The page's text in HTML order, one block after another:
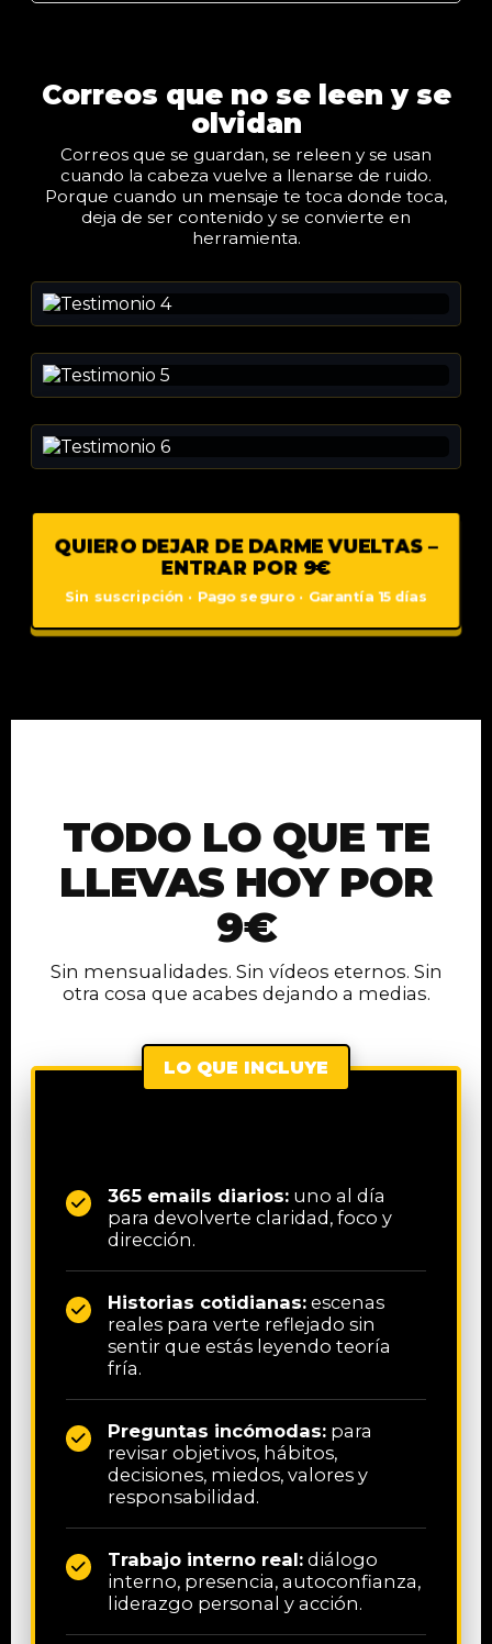
Correos que no se leen y se
olvidan
Correos que se guardan, se releen y se usan
cuando la cabeza vuelve a llenarse de ruido.
Porque cuando un mensaje te toca donde toca,
deja de ser contenido y se convierte en
herramienta.
QUIERO DEJAR DE DARME VUELTAS –
ENTRAR POR 9€
Sin suscripción · Pago seguro · Garantía 15 días
TODO LO QUE TE
LLEVAS HOY POR
9€
Sin mensualidades. Sin vídeos eternos. Sin
otra cosa que acabes dejando a medias.
LO QUE INCLUYE
365 emails diarios: uno al día
para devolverte claridad, foco y
dirección.
Historias cotidianas: escenas
reales para verte reflejado sin
sentir que estás leyendo teoría
fría.
Preguntas incómodas: para
revisar objetivos, hábitos,
decisiones, miedos, valores y
responsabilidad.
Trabajo interno real: diálogo
interno, presencia, autoconfianza,
liderazgo personal y acción.